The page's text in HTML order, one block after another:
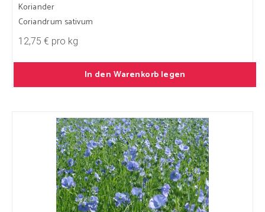
Koriander
Coriandrum sativum
12,75 € pro kg
In den Warenkorb legen